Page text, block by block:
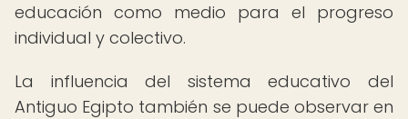
educación como medio para el progreso
individual y colectivo.
La influencia del sistema educativo del
Antiguo Egipto también se puede observar en